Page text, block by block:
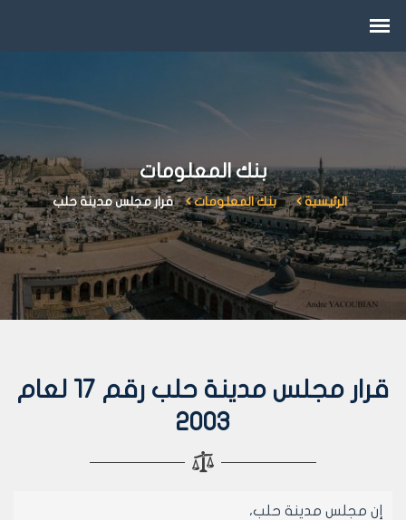
بنك المعلومات
الرئيسية بنك المعلومات قرار مجلس مدينة حلب
قرار مجلس مدينة حلب رقم 17 لعام
2003
إن مجلس مدينة حلب،